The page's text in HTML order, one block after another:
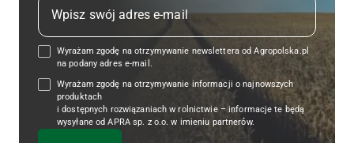
Wyrażam zgodę na otrzymywanie newslettera od Agropolska.pl
na podany adres e-mail.
Wyrażam zgodę na otrzymywanie informacji o najnowszych
produktach
i dostępnych rozwiązaniach w rolnictwie – informacje te będą
wysyłane od APRA sp. z o.o. w imieniu partnerów.